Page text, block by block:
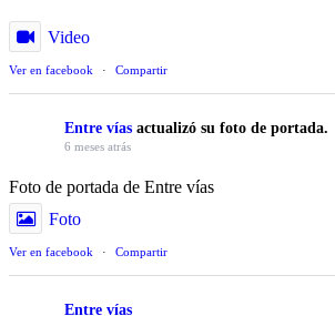
Video
Ver en facebook · Compartir
Entre vías actualizó su foto de portada.
6 meses atrás
Foto de portada de Entre vías
Foto
Ver en facebook · Compartir
Entre vías